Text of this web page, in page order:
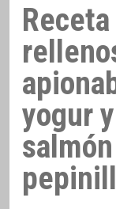
yogur